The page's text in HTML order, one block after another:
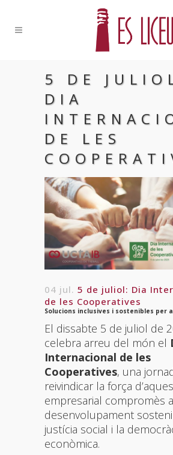
5 DE
DIA
DE LES
04 jul. 5 de juliol: Dia
de les Cooperatives
Solucions inclusives i sostenibles per
El dissabte 5 de juliol de
celebra arreu del món el
Internacional de les
Cooperatives, una
reivindicar la força
empresarial compromès
desenvolupament
justícia social i la
econòmica.